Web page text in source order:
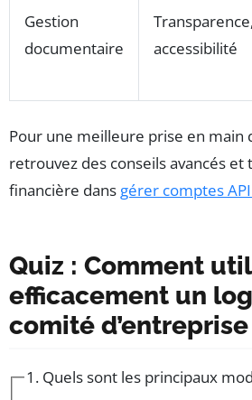
Gestion
documentaire
Transparence,
accessibilité
Pour une meilleure prise en main
retrouvez des conseils avancés
financière dans gérer comptes
Quiz : Comment
efficacement un
comité d’entreprise
1. Quels sont les principaux